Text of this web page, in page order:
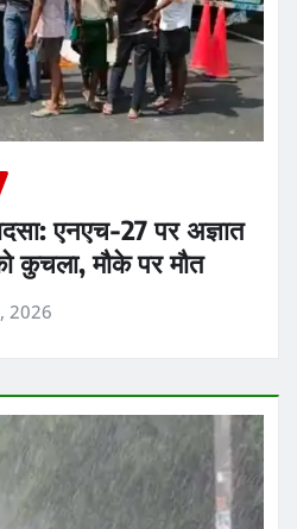
एनएच-27 पर अज्ञात
कुचला, मौके पर मौत
2026